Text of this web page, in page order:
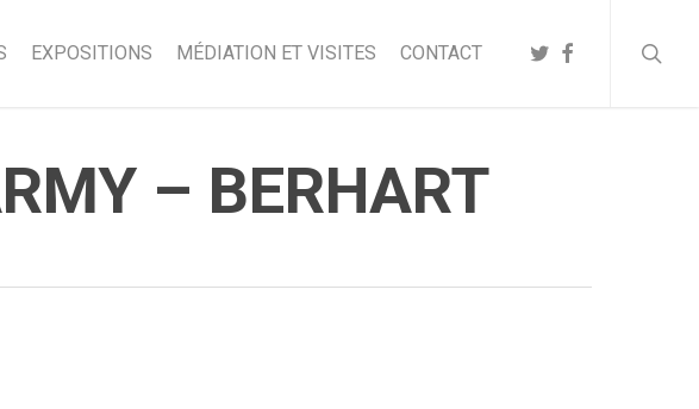
EXPOSITIONS MÉDIATION ET VISITES CONTACT TWITTER
FACEBOOK
– BERHART